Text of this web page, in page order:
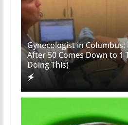
Gynecologist in Columbus:
After 50 Comes Down to 1
Doing This)